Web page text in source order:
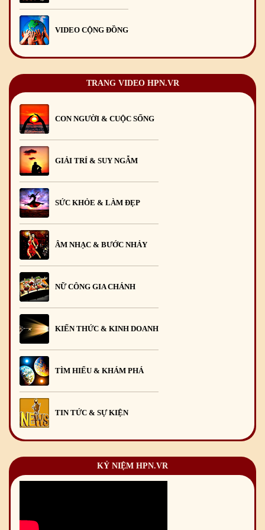
VIDEO CỘNG ĐỒNG
TRANG VIDEO HPN.VR
CON NGƯỜI & CUỘC SỐNG
GIẢI TRÍ & SUY NGẪM
SỨC KHỎE & LÀM ĐẸP
ÂM NHẠC & BƯỚC NHẢY
NỮ CÔNG GIA CHÁNH
KIẾN THỨC & KINH DOANH
TÌM HIỂU & KHÁM PHÁ
TIN TỨC & SỰ KIỆN
KỶ NIỆM HPN.VR